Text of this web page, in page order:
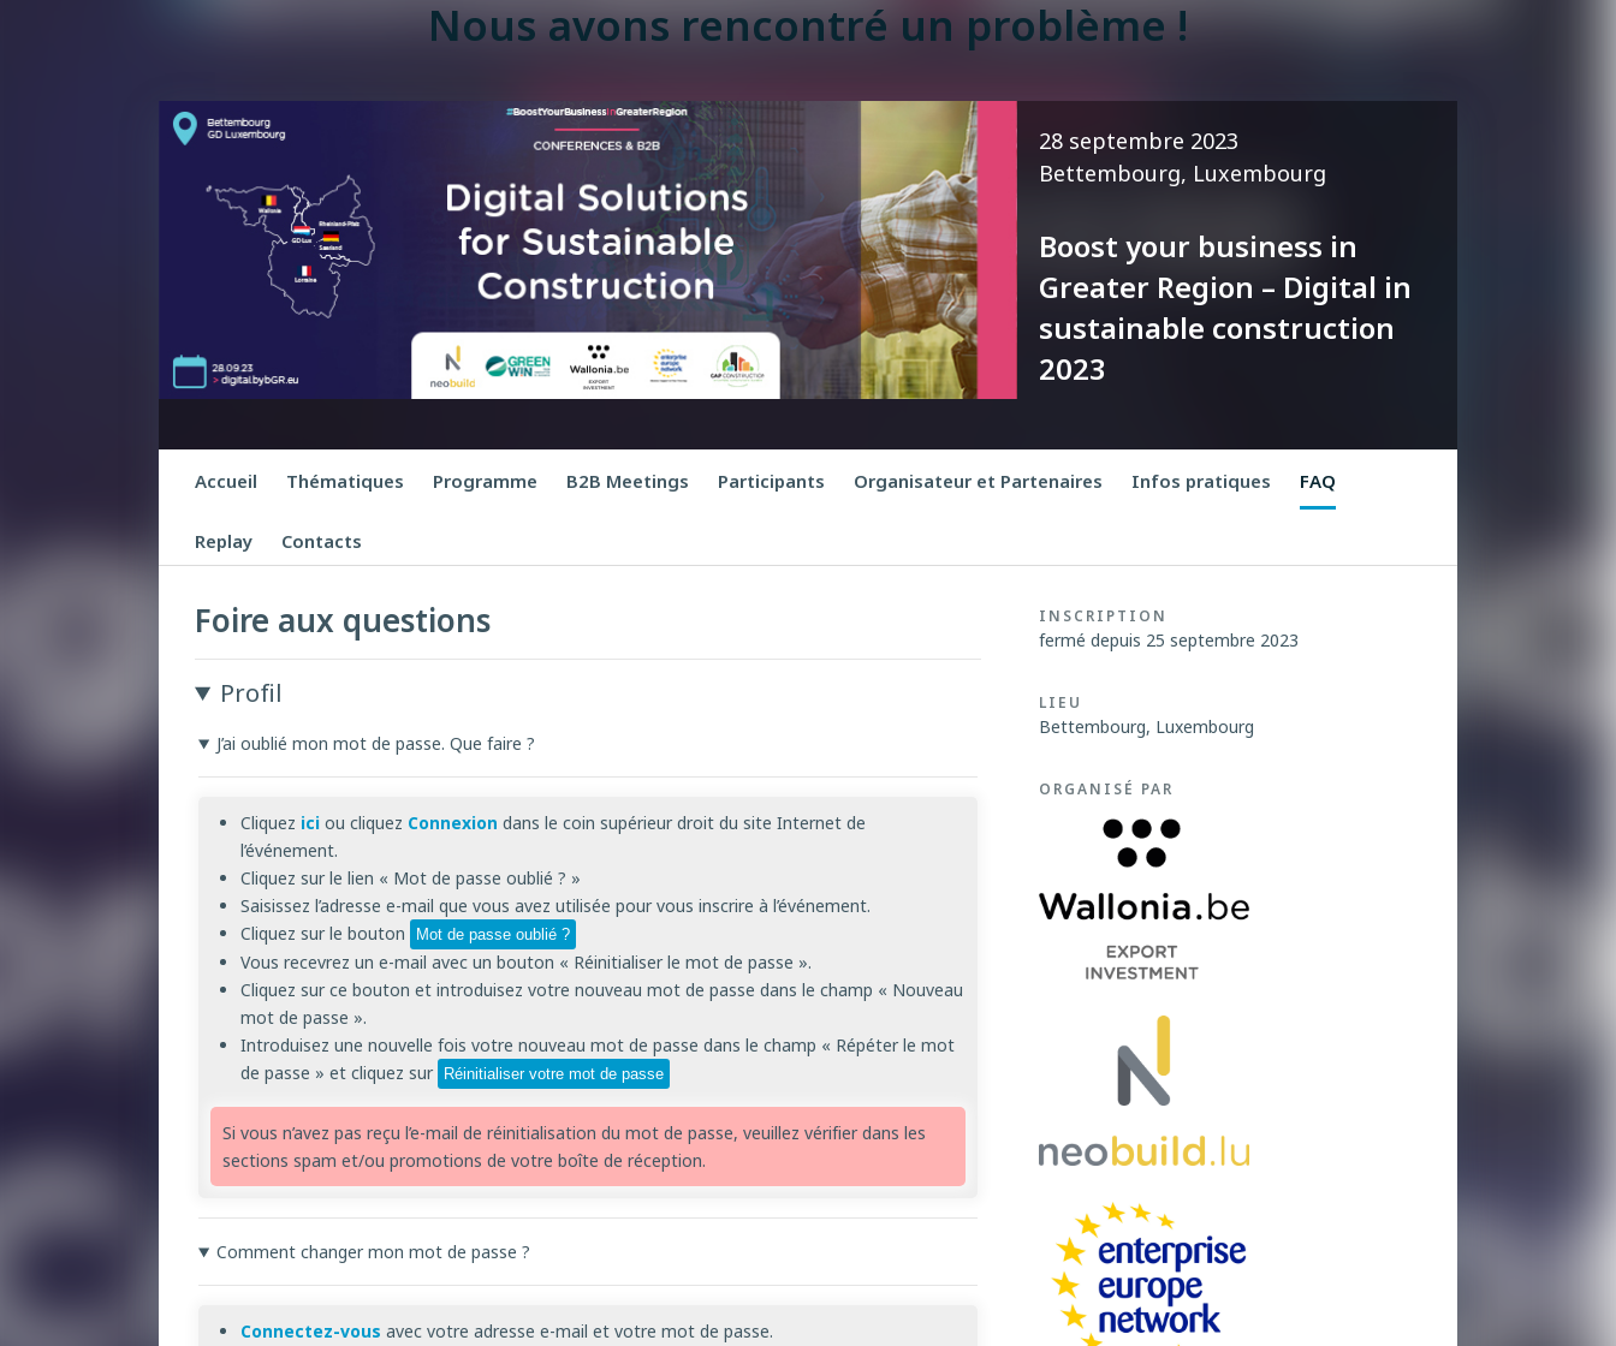
Nous avons rencontré un problème !
28 septembre 2023
Bettembourg, Luxembourg
Boost your business in
Greater Region – Digital in
sustainable construction
2023
Accueil Thématiques Programme B2B Meetings Participants Organisateur et Partenaires Infos pratiques FAQ
Replay Contacts
Foire aux questions
Profil
J’ai oublié mon mot de passe. Que faire ?
Cliquez ici ou cliquez Connexion dans le coin supérieur droit du site Internet de
l’événement.
Cliquez sur le lien « Mot de passe oublié ? »
Saisissez l’adresse e-mail que vous avez utilisée pour vous inscrire à l’événement.
Cliquez sur le bouton
Mot de passe oublié ?
Vous recevrez un e-mail avec un bouton « Réinitialiser le mot de passe ».
Cliquez sur ce bouton et introduisez votre nouveau mot de passe dans le champ « Nouveau
mot de passe ».
Introduisez une nouvelle fois votre nouveau mot de passe dans le champ « Répéter le mot
de passe » et cliquez sur
Réinitialiser votre mot de passe
Si vous n’avez pas reçu l’e-mail de réinitialisation du mot de passe, veuillez vérifier dans les
sections spam et/ou promotions de votre boîte de réception.
Comment changer mon mot de passe ?
Connectez-vous avec votre adresse e-mail et votre mot de passe.
INSCRIPTION
fermé depuis 25 septembre 2023
LIEU
Bettembourg, Luxembourg
ORGANISÉ PAR